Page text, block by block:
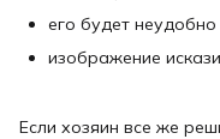
его будет
изображение
Если хозяин все же